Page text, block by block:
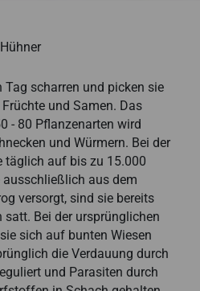
Tag scharren und picken sie
und Samen. Das
- 80 Pflanzenarten wird
und Würmern. Bei der
täglich auf bis zu 15.000
ausschließlich aus dem
versorgt, sind sie bereits
Bei der ursprünglichen
sich auf bunten Wiesen
die Verdauung durch
und Parasiten durch